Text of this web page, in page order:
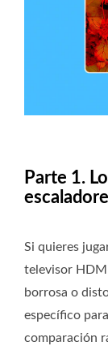
Parte 1.
Si quieres
televisor
borrosa o
específico
comparación